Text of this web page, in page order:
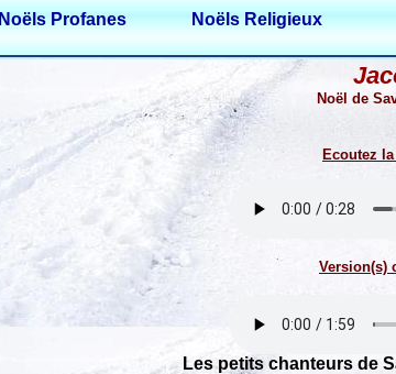
Noëls Profanes Noëls Religieux
Noël de
Ecoutez
Version(s)
Les petits chanteurs de